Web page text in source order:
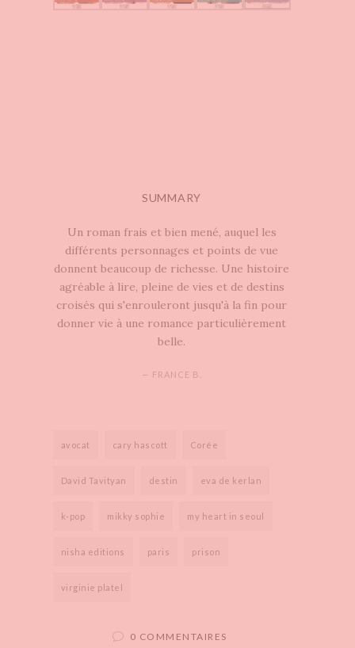
SUMMARY
Un roman frais et bien mené, auquel les
différents personnages et points de vue
donnent beaucoup de richesse. Une histoire
agréable à lire, pleine de vies et de destins
croisés qui s'enrouleront jusqu'à la fin pour
donner vie à une romance particulièrement
belle.
— FRANCE B.
avocat cary hascott Corée
David Tavityan destin eva de kerlan
k-pop mikky sophie my heart in seoul
nisha editions paris prison
virginie platel
0 COMMENTAIRES